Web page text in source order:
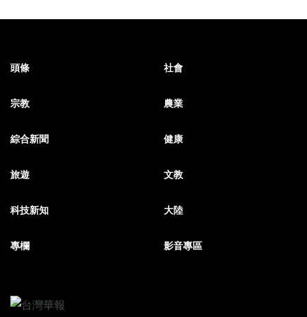
頭條 社會
宗教 農業
綜合新聞 健康
旅遊 文教
科技新知 大陸
專欄 影音專區